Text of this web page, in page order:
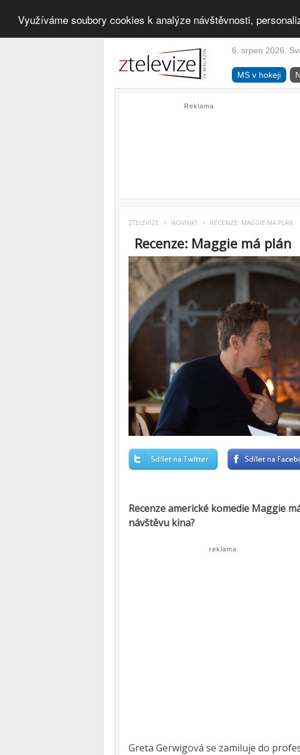
Využíváme soubory cookies k analýze návštěvnosti,
6. srpen 2026.
MS v hokeji
Reklama
ZTELEVIZE > NOVINKY > RECENZE: MAGGIE MÁ PLÁN
Recenze: Maggie má plán
Recenze americké komedie Maggie
návštěvu kina?
reklama
Greta Gerwigová se zamiluje do